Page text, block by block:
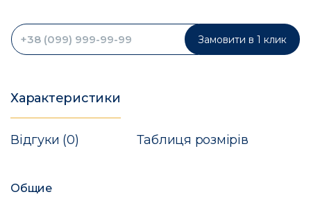
Замовити в 1 клик
Характеристики
Відгуки (0) Таблиця розмірів
Общие